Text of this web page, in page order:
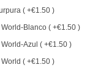
( +€1.50 )
Blanco ( +€1.50 )
Azul ( +€1.50 )
( +€1.50 )